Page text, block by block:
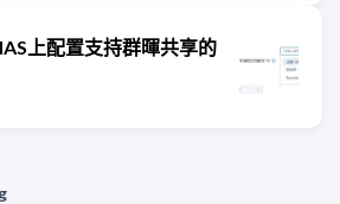
上配置支持群暉共享的